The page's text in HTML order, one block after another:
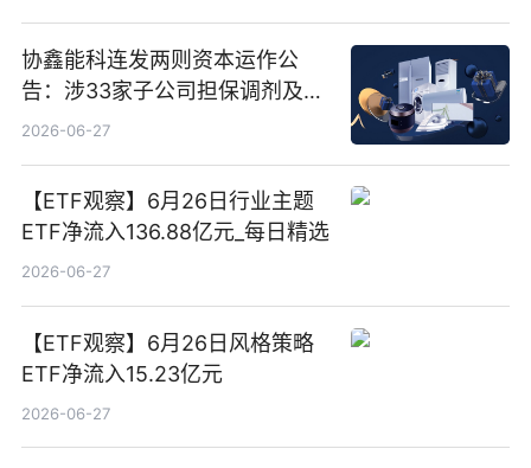
协鑫能科连发两则资本运作公
告：涉33家子公司担保调剂及10
亿元产业基金设立
2026-06-27
【ETF观察】6月26日行业主题
ETF净流入136.88亿元_每日精选
2026-06-27
【ETF观察】6月26日风格策略
ETF净流入15.23亿元
2026-06-27